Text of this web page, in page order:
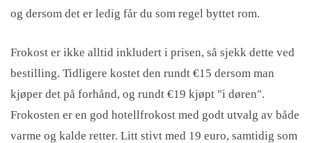
og dersom det er ledig får du som regel byttet rom.
Frokost er ikke alltid inkludert i prisen, så sjekk dette ved
bestilling. Tidligere kostet den rundt €15 dersom man
kjøper det på forhånd, og rundt €19 kjøpt "i døren".
Frokosten er en god hotellfrokost med godt utvalg av både
varme og kalde retter. Litt stivt med 19 euro, samtidig som